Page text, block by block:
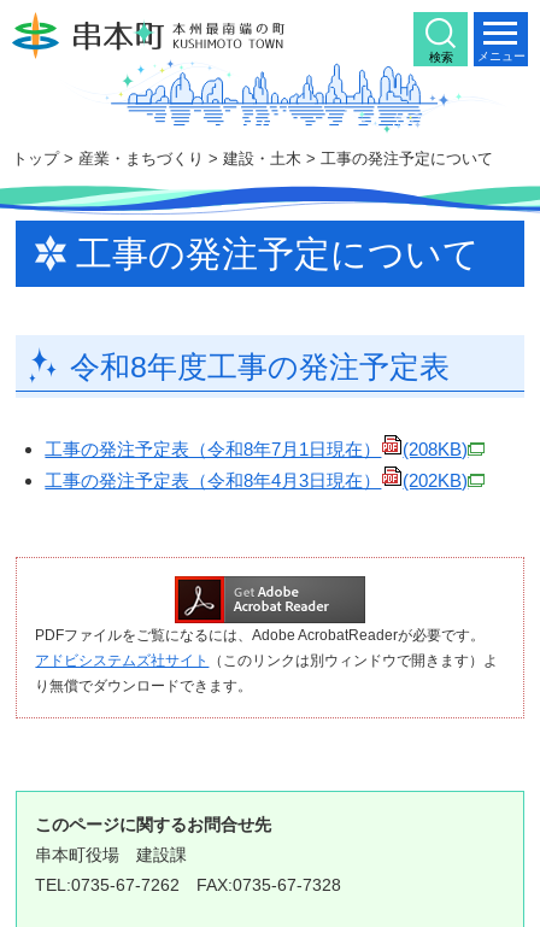
文
メニュー
トップ> 産業・まちづくり > 建設・土木 > 工事の発注予定について
検索
工事の発注予定について
令和8年度工事の発注予定表
工事の発注予定表（令和8年7月1日現在）
(208KB)
工事の発注予定表（令和8年4月3日現在）
(202KB)
PDFファイルをご覧になるには、Adobe AcrobatReaderが必要です。
アドビシステムズ社サイト
（このリンクは別ウィンドウで開きます）よ
り無償でダウンロードできます。
このページに関するお問合せ先
串本町役場建設課
TEL:0735-67-7262 FAX:0735-67-7328